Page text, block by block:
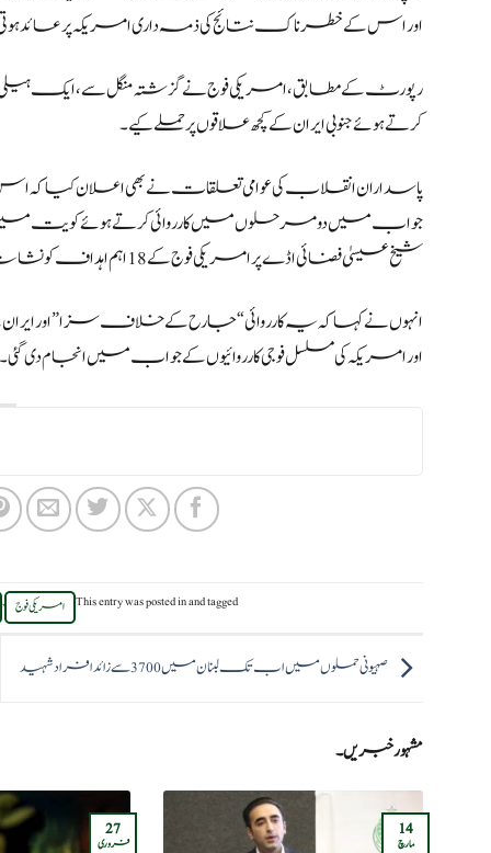
اور اس کے خطرناک نتائج کی ذمہ داری امریکہ پر عائد
رپورٹ کے مطابق، امریکی فوج نے گزشتہ منگل سے، ایک
کرتے ہوئے جنوبی ایران کے کچھ علاقوں پر حملے کیے۔
پاسداران انقلاب کی عوامی تعلقات نے بھی اعلان کیا
جواب میں دو مرحلوں میں کارروائی کرتے ہوئے کویت میں
شیخ عیسیٰ فضائی اڈے پر امریکی فوج کے 18 اہم اہداف کو نشانہ بنا کر تباہ کر دیا۔
انہوں نے کہا کہ یہ کارروائی “جارح کے خلاف سزا” اور
اور امریکہ کی مسلسل فوجی کارروائیوں کے جواب میں انجام دی گئی۔
This entry was posted inand tagged امریکی فوج ,
صہیونی حملوں میں اب تک لبنان میں 3700 سے زائد افراد شہید
مشہور خبریں۔
14
مارچ
27
فروری